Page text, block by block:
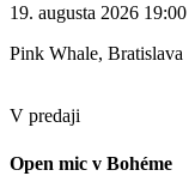
19. augusta 2026 19:00
Pink Whale, Bratislava
V predaji
Open mic v Bohéme